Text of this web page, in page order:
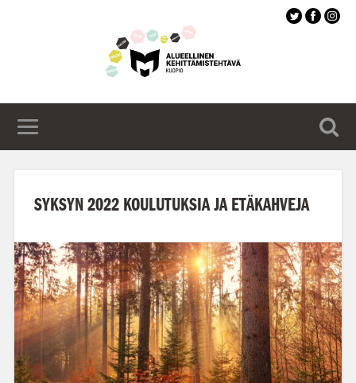
SYKSYN 2022 KOULUTUKSIA JA ETÄKAHVEJA